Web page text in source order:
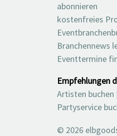
abonnieren
kostenfreies
Branchennews
Eventtermine
Empfehlungen
Artisten buchen
Partyservice
© 2026